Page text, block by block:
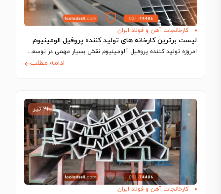
کارخانجات آهن و فولاد ایران
لیست برترین کارخانه های تولید کننده پروفیل الومینیوم
امروزه تولید کننده پروفیل آلومینیوم نقش بسیار مهمی در توسعه صنعتی و عمرانی کشور…
ادامه مطلب
۲۱ تیر
کارخانجات آهن و فولاد ایران